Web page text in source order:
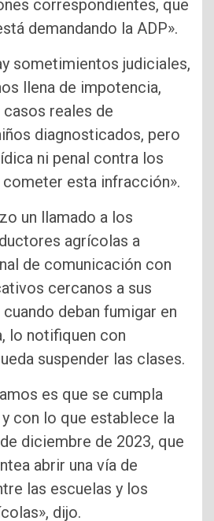
correspondientes, que
demandando la ADP».
sometimientos judiciales,
llena de impotencia,
reales de
diagnosticados, pero
ni penal contra los
esta infracción».
un llamado a los
agrícolas a
de comunicación con
cercanos a sus
deban fumigar en
lo notifiquen con
suspender las clases.
es que se cumpla
con lo que establece la
diciembre de 2023, que
abrir una vía de
las escuelas y los
dijo.